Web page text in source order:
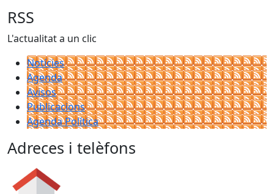
RSS
L'actualitat a un clic
Notícies
Agenda
Avisos
Publicacions
Agenda Política
Adreces i telèfons